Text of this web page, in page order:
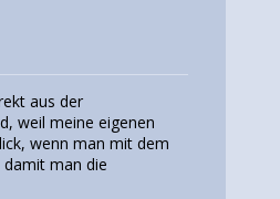
aus der
weil meine eigenen
wenn man mit dem
man die